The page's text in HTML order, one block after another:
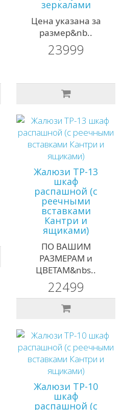
зеркалами
Цена указана за
размер&nb..
23999
Жалюзи ТР-13
шкаф
распашной (с
реечными
вставками
Кантри и
ящиками)
ПО ВАШИМ
РАЗМЕРАМ и
ЦВЕТАМ&nbs..
22499
Жалюзи ТР-10
шкаф
распашной (с